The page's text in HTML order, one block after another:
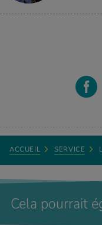
ACCUEIL SERVICE
Cela pourrait